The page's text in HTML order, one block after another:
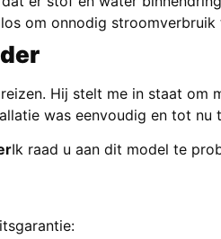
om onnodig stroomverbruik
Hij stelt me in staat
was eenvoudig en tot
Ik raad u aan dit model te